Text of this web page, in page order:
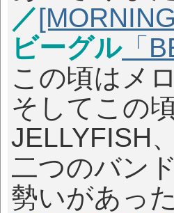
／
ビーグル「
この頃はメ
そしてこの
JELLYFISH
二つのバン
勢いがあっ